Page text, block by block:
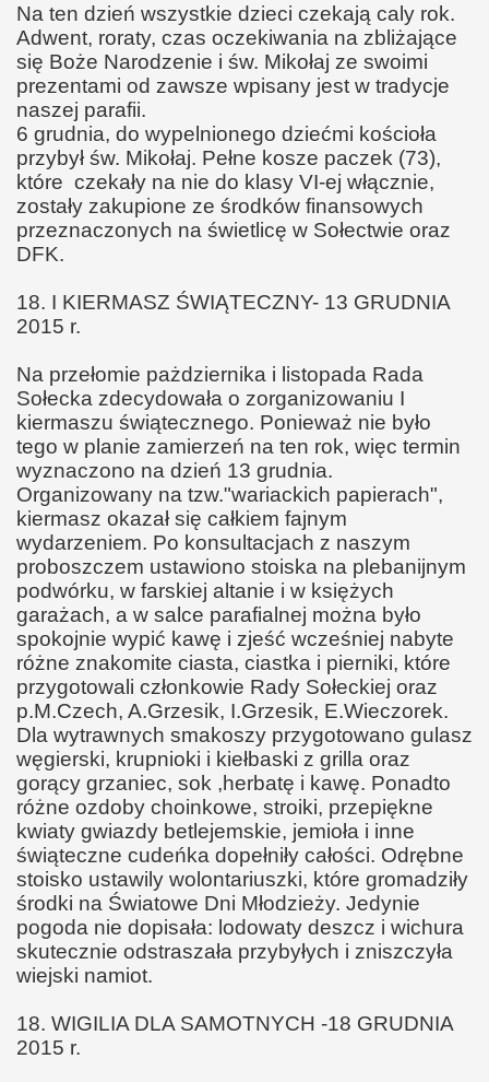
Na ten dzień wszystkie dzieci czekają caly rok.
Adwent, roraty, czas oczekiwania na zbliżające
się Boże Narodzenie i św. Mikołaj ze swoimi
prezentami od zawsze wpisany jest w tradycje
naszej parafii.
6 grudnia, do wypelnionego dziećmi kościoła
przybył św. Mikołaj. Pełne kosze paczek (73),
które czekały na nie do klasy VI-ej włącznie,
zostały zakupione ze środków finansowych
przeznaczonych na świetlicę w Sołectwie oraz
DFK.
18. I KIERMASZ ŚWIĄTECZNY- 13 GRUDNIA
2015 r.
Na przełomie pażdziernika i listopada Rada
Sołecka zdecydowała o zorganizowaniu I
kiermaszu świątecznego. Ponieważ nie było
tego w planie zamierzeń na ten rok, więc termin
wyznaczono na dzień 13 grudnia.
Organizowany na tzw."wariackich papierach",
kiermasz okazał się całkiem fajnym
wydarzeniem. Po konsultacjach z naszym
proboszczem ustawiono stoiska na plebanijnym
podwórku, w farskiej altanie i w księżych
garażach, a w salce parafialnej można było
spokojnie wypić kawę i zjeść wcześniej nabyte
różne znakomite ciasta, ciastka i pierniki, które
przygotowali członkowie Rady Sołeckiej oraz
p.M.Czech, A.Grzesik, I.Grzesik, E.Wieczorek.
Dla wytrawnych smakoszy przygotowano gulasz
węgierski, krupnioki i kiełbaski z grilla oraz
gorący grzaniec, sok ,herbatę i kawę. Ponadto
różne ozdoby choinkowe, stroiki, przepiękne
kwiaty gwiazdy betlejemskie, jemioła i inne
świąteczne cudeńka dopełniły całości. Odrębne
stoisko ustawily wolontariuszki, które gromadziły
środki na Światowe Dni Młodzieży. Jedynie
pogoda nie dopisała: lodowaty deszcz i wichura
skutecznie odstraszała przybyłych i zniszczyła
wiejski namiot.
18. WIGILIA DLA SAMOTNYCH -18 GRUDNIA
2015 r.